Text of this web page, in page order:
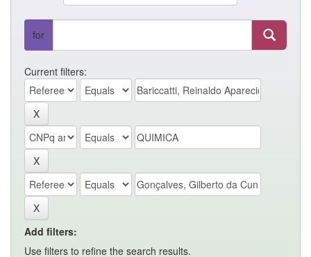
for
Current filters:
Add filters:
Use filters to refine the search results.